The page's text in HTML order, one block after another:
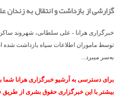
گزارشی از بازداشت و انتقال به
خبرگزاری هرانا - علی سلطانی، شهروند
توسط ماموران اطلاعات سپاه بازداشت شده
به‌سر میبرد...
برای دسترسی به آرشیو خبرگزاری هرانا شما
بیشتر با این خبرگزاری حقوق بشری از طریق